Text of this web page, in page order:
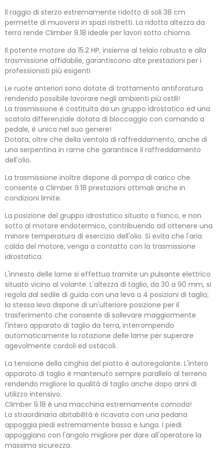
Il raggio di sterzo estremamente ridotto di soli 38 cm
permette di muoversi in spazi ristretti. La ridotta altezza da
terra rende Climber 9.18 ideale per lavori sotto chioma.
Il potente motore da 15.2 HP, insieme al telaio robusto e alla
trasmissione affidabile, garantiscono alte prestazioni per i
professionisti più esigenti
Le ruote anteriori sono dotate di trattamento antiforatura
rendendo possibile lavorare negli ambienti più ostili!
La trasmissione è costituita da un gruppo idrostatico ed una
scatola differenziale dotata di bloccaggio con comando a
pedale, è unica nel suo genere!
Dotata, oltre che della ventola di raffreddamento, anche di
una serpentina in rame che garantisce il raffreddamento
dell'olio.
La trasmissione inoltre dispone di pompa di carico che
consente a Climber 9.18 prestazioni ottimali anche in
condizioni limite.
La posizione del gruppo idrostatico situato a fianco, e non
sotto al motore endotermico, contribuendo ad ottenere una
minore temperatura di esercizio dell'olio. Si evita che l'aria
calda del motore, venga a contatto con la trasmissione
idrostatica.
L'innesto delle lame si effettua tramite un pulsante elettrico
situato vicino al volante. L'altezza di taglio, da 30 a 90 mm, si
regola dal sedile di guida con una leva a 4 posizioni di taglio;
la stessa leva dispone di un'ulteriore posizione per il
trasferimento che consente di sollevare maggiormente
l'intero apparato di taglio da terra, interrompendo
automaticamente la rotazione delle lame per superare
agevolmente cordoli ed ostacoli.
La tensione della cinghia del piatto è autoregolante. L'intero
apparato di taglio è mantenuto sempre parallelo al terreno
rendendo migliore la qualità di taglio anche dopo anni di
utilizzo intensivo.
Climber 9.18 è una macchina estremamente comoda!
La straordinaria abitabilità è ricavata con una pedana
appoggia piedi estremamente bassa e lunga. I piedi
appoggiano con l'angolo migliore per dare all'operatore la
massima sicurezza.